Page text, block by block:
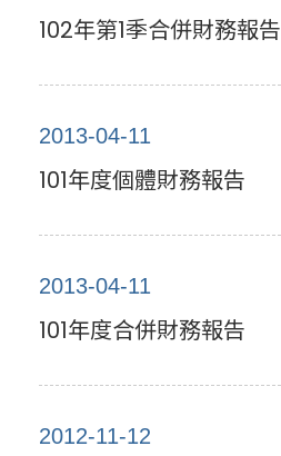
102年第1季合併財務報告
2013-04-11
101年度個體財務報告
2013-04-11
101年度合併財務報告
2012-11-12